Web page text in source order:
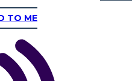
TO ME